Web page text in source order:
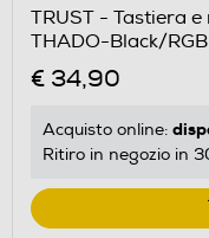
TRUST - Tastiera
THADO-Black/RGB
€ 34,90
Acquisto online:
Ritiro in negozio in